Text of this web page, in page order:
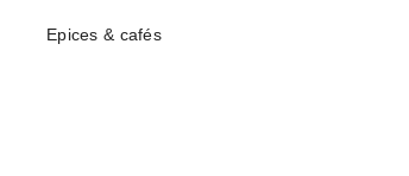
Epices & cafés